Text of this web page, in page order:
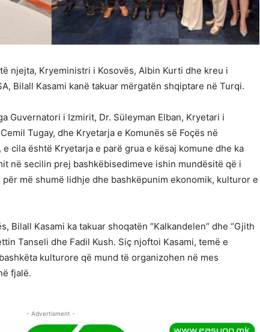
njejta, Kryeministri i Kosovës, Albin Kurti dhe kreu i
Bilall Kasami kanë takuar mërgatën shqiptare në Turqi.
Guvernatori i Izmirit, Dr. Süleyman Elban, Kryetari i
Tugay, dhe Kryetarja e Komunës së Foçës në
cila është Kryetarja e parë grua e kësaj komune dhe ka
në secilin prej bashkëbisedimeve ishin mundësitë që i
më shumë lidhje dhe bashkëpunim ekonomik, kulturor e
Bilall Kasami ka takuar shoqatën “Kalkandelen” dhe “Gjith
Tanseli dhe Fadil Kush. Siç njoftoi Kasami, temë e
kulturore që mund të organizohen në mes
fjalë.
- Advertisment -